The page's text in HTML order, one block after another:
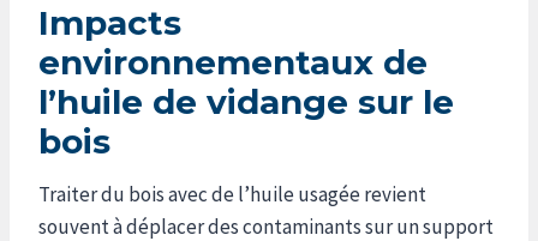
Impacts
environnementaux de
l’huile de vidange sur le
bois
Traiter du bois avec de l’huile usagée revient
souvent à déplacer des contaminants sur un support